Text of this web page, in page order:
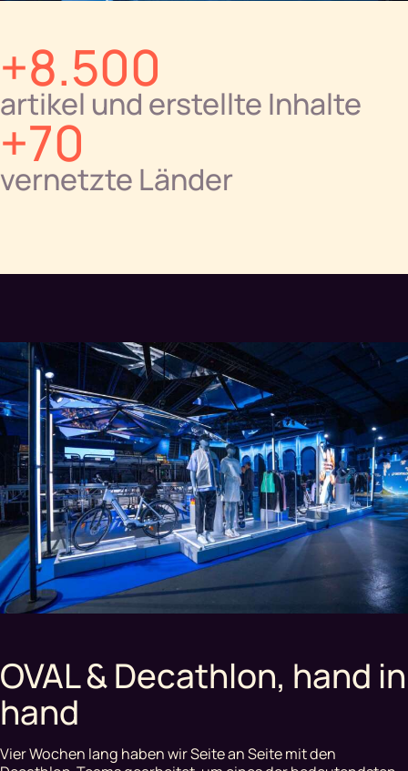
+8.500
artikel und erstellte Inhalte
+70
vernetzte Länder
OVAL & Decathlon, hand in
hand
Vier Wochen lang haben wir Seite an Seite mit den